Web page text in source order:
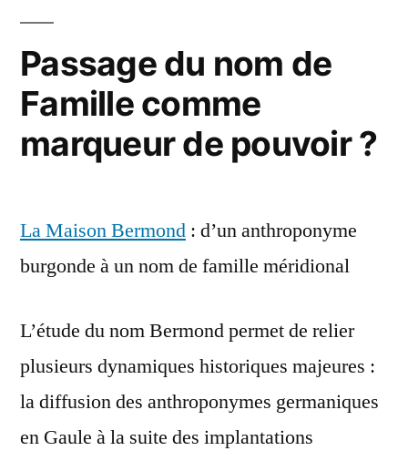
Passage du nom de
Famille comme
marqueur de pouvoir ?
La Maison Bermond : d’un anthroponyme
burgonde à un nom de famille méridional
L’étude du nom Bermond permet de relier
plusieurs dynamiques historiques majeures :
la diffusion des anthroponymes germaniques
en Gaule à la suite des implantations